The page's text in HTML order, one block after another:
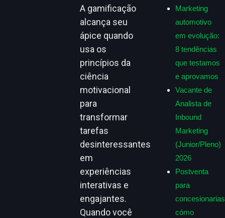
A gamificação
alcança seu
ápice quando
usa os
princípios da
ciência
motivacional
para
transformar
tarefas
desinteressantes
em
experiências
interativas e
engajantes.
Quando você
Marketing
automotivo
em evolução:
8 tendências
que testamos
e aprovamos
Vacante de
Analista de
Inbound
Marketing
(Junior/Pleno)
2026
Postventa
para
cómo